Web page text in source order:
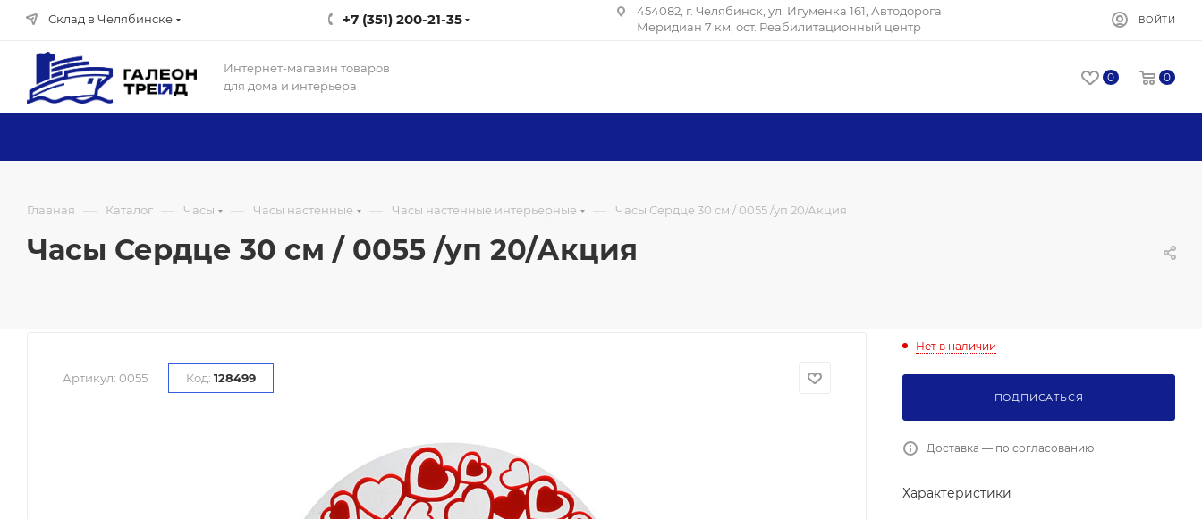
Склад в Челябинске +7 (351) 200-21-35
454082, г. Челябинск, ул. Игуменка 161, Автодорога
Меридиан 7 км, ост. Реабилитационный центр
ВОЙТИ
Интернет-магазин товаров
для дома и интерьера
0 0
Главная — Каталог — Часы — Часы настенные — Часы настенные интерьерные — Часы Сердце 30 см / 0055 /уп 20/Акция
Часы Сердце 30 см / 0055 /уп 20/Акция
Артикул: 0055 Код: 128499
Нет в наличии
ПОДПИСАТЬСЯ
Доставка — по согласованию
Характеристики